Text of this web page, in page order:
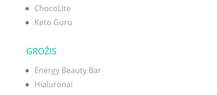
ChocoLite
Keto Guru
GROŽIS
Energy Beauty Bar
Hialuronai